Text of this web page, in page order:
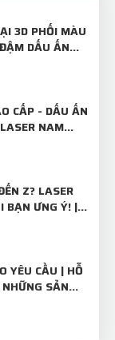
3D PHỐI MÀU
DẤU ẤN
CẤP - DẤU ẤN
NAM
Z? LASER
BẠN ƯNG Ý! |
YÊU CẦU | HỖ
SẢN